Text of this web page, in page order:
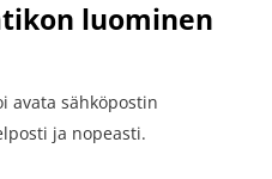
luominen
avata sähköpostin
ja nopeasti.